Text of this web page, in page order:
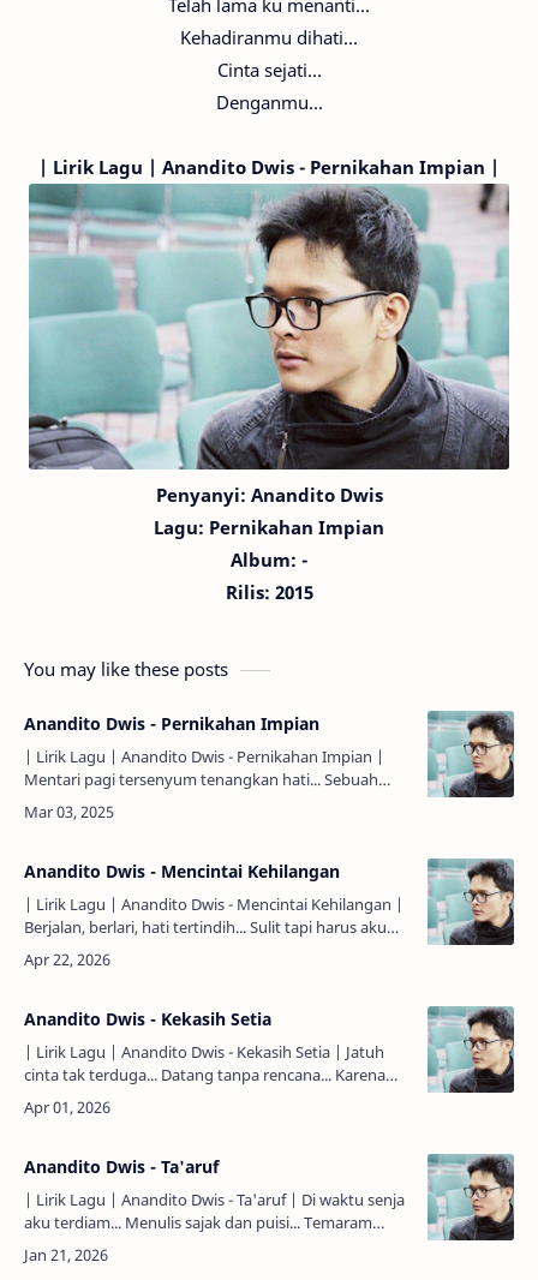
Telah lama ku menanti...
Kehadiranmu dihati...
Cinta sejati...
Denganmu...
| Lirik Lagu | Anandito Dwis - Pernikahan Impian |
Penyanyi: Anandito Dwis
Lagu: Pernikahan Impian
Album: -
Rilis: 2015
You may like these posts
Anandito Dwis - Pernikahan Impian
| Lirik Lagu | Anandito Dwis - Pernikahan Impian |
Mentari pagi tersenyum tenangkan hati... Sebuah
kisah akhirnya berakhir indah... Doa rinduku terjawab
karena…
Anandito Dwis - Mencintai Kehilangan
| Lirik Lagu | Anandito Dwis - Mencintai Kehilangan |
Berjalan, berlari, hati tertindih... Sulit tapi harus aku
putuskan... Jalanmu, jalanku, belum sempurna...…
Anandito Dwis - Kekasih Setia
| Lirik Lagu | Anandito Dwis - Kekasih Setia | Jatuh
cinta tak terduga... Datang tanpa rencana... Karena
cinta karunia namun... Bisa menjadi sebuah ujian... Y…
Anandito Dwis - Ta'aruf
| Lirik Lagu | Anandito Dwis - Ta'aruf | Di waktu senja
aku terdiam... Menulis sajak dan puisi... Temaram
datang menyapaku... Menemani sebuah keinginan...
Hati…